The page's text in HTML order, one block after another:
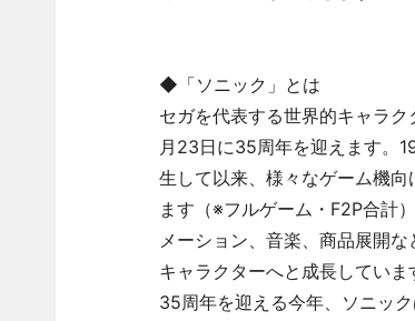
◆「ソニック」とは
セガを代表する世界的キャラ
月23日に35周年を迎えます。
生して以来、様々なゲーム機
ます（※フルゲーム・F2P合計
メーション、音楽、商品展開
キャラクターへと成長していま
35周年を迎える今年、ソニッ